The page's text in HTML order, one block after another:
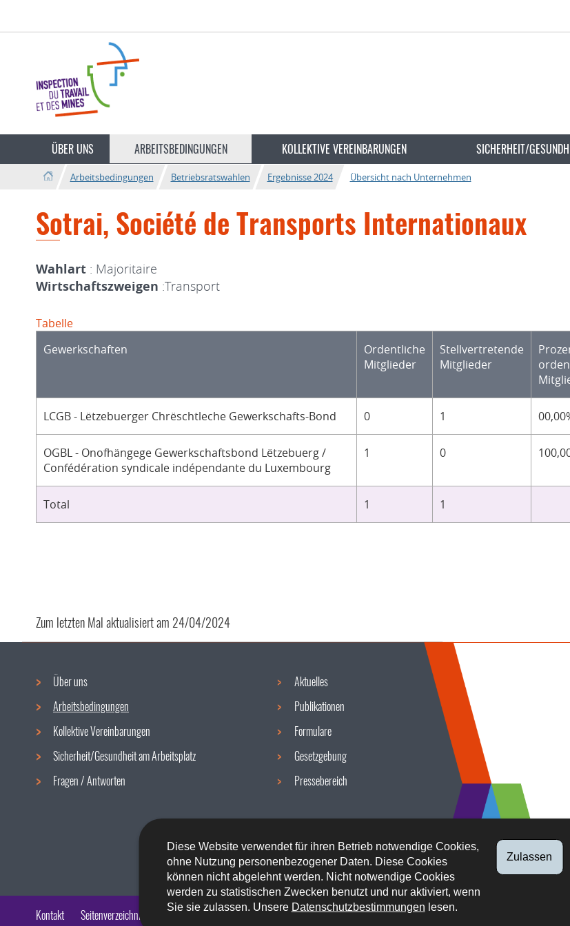
Diese Website verwendet für ihren Betrieb notwendige Cookies,
ohne Nutzung personenbezogener Daten. Diese Cookies
können nicht abgelehnt werden. Nicht notwendige Cookies
werden zu statistischen Zwecken benutzt und nur aktiviert, wenn
Sie sie zulassen. Unsere Datenschutzbestimmungen lesen.
Zulassen
wechseln
ÜBER UNS ARBEITSBEDINGUNGEN KOLLEKTIVE VEREINBARUNGEN SICHERHEIT/
Arbeitsbedingungen Betriebsratswahlen Ergebnisse 2024 Übersicht nach Unternehmen
Sotrai, Société de Transports Internationaux
Wahlart : Majoritaire
Wirtschaftszweigen :Transport
Tabelle
Gewerkschaften
Ordentliche
Mitglieder
Stellvertretende
Mitglieder
LCGB - Lëtzebuerger Chrëschtleche Gewerkschafts-Bond 0 1
OGBL - Onofhängege Gewerkschaftsbond Lëtzebuerg /
Confédération syndicale indépendante du Luxembourg
1 0
Total 1 1
Zum letzten Mal aktualisiert am 24/04/2024
Navigationsmenü
Über uns
Arbeitsbedingungen
Kollektive Vereinbarungen
Sicherheit/Gesundheit am Arbeitsplatz
Fragen / Antworten
Aktuelles
Publikationen
Formulare
Gesetzgebung
Pressebereich
Kontakt Seitenverzeichnis Impressum Barrierefreiheit Rechtliche Aspekte Datenschutz